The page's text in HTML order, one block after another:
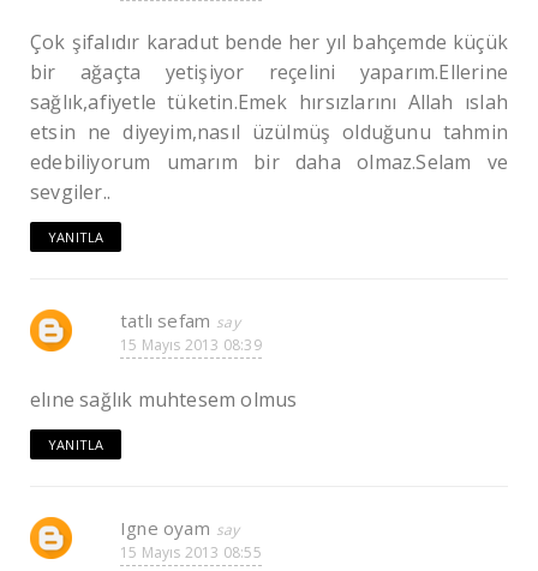
Çok şifalıdır karadut bende her yıl bahçemde küçük
bir ağaçta yetişiyor reçelini yaparım.Ellerine
sağlık,afiyetle tüketin.Emek hırsızlarını Allah ıslah
etsin ne diyeyim,nasıl üzülmüş olduğunu tahmin
edebiliyorum umarım bir daha olmaz.Selam ve
sevgiler..
YANITLA
tatlı sefam
15 Mayıs 2013 08:39
elıne sağlık muhtesem olmus
YANITLA
Igne oyam
15 Mayıs 2013 08:55